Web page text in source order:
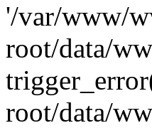
'/var/www/
root/data/
root/data/